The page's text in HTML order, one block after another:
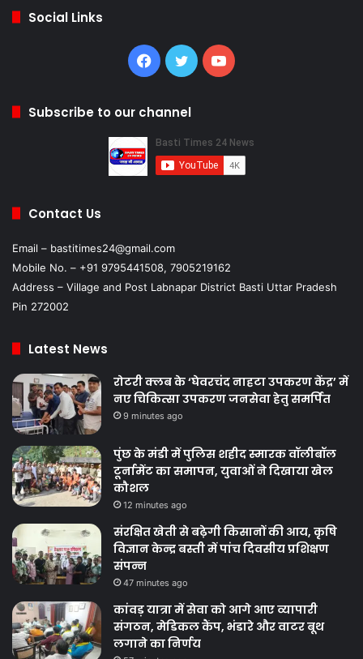
Social Links
Facebook
TwitterYouTube
Subscribe to our channel
Contact Us
Email – bastitimes24@gmail.com
Mobile No. – +91 9795441508, 7905219162
Address – Village and Post Labnapar District Basti Uttar Pradesh
Pin 272002
Latest News
रोटरी क्लब के ‘घेवरचंद नाहटा उपकरण केंद्र’ में
नए चिकित्सा उपकरण जनसेवा हेतु समर्पित
9 minutes ago
पुंछ के मंडी में पुलिस शहीद स्मारक वॉलीबॉल
टूर्नामेंट का समापन, युवाओं ने दिखाया खेल
कौशल
12 minutes ago
संरक्षित खेती से बढ़ेगी किसानों की आय, कृषि
विज्ञान केन्द्र बस्ती में पांच दिवसीय प्रशिक्षण
संपन्न
47 minutes ago
कांवड़ यात्रा में सेवा को आगे आए व्यापारी
संगठन, मेडिकल कैंप, भंडारे और वाटर बूथ
लगाने का निर्णय